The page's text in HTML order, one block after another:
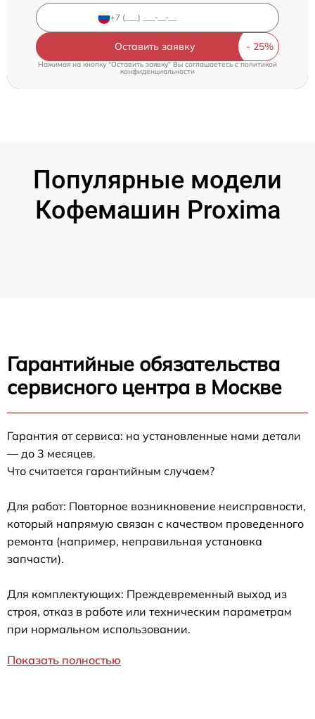
Оставить заявку
Нажимая на кнопку "Оставить заявку" Вы соглашаетесь cполитикой
конфиденциальности
Популярные модели
Кофемашин Proxima
Гарантийные обязательства
сервисного центра в Москве
Гарантия от сервиса: на установленные нами детали
— до 3 месяцев.
Что считается гарантийным случаем?
Для работ: Повторное возникновение неисправности,
который напрямую связан с качеством проведенного
ремонта (например, неправильная установка
запчасти).
Для комплектующих: Преждевременный выход из
строя, отказ в работе или техническим параметрам
при нормальном использовании.
Показать полностью